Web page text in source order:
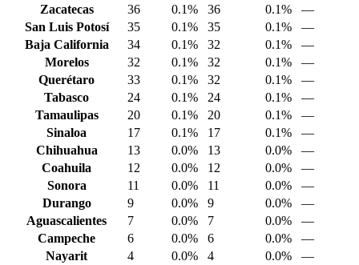
Zacatecas
36 0.1% 36 0.1%
—
San Luis Potosí
35 0.1% 35 0.1%
—
Baja California
34 0.1% 32 0.1%
—
Morelos
32 0.1% 32 0.1%
—
Querétaro
33 0.1% 32 0.1%
—
Tabasco
24 0.1% 24 0.1%
—
Tamaulipas
20 0.1% 20 0.1%
—
Sinaloa
17 0.1% 17 0.1%
—
Chihuahua
13 0.0% 13 0.0%
—
Coahuila
12 0.0% 12 0.0%
—
Sonora
11 0.0% 11 0.0%
—
Durango
9 0.0% 9 0.0%
—
Aguascalientes
7 0.0% 7 0.0%
—
Campeche
6 0.0% 6 0.0%
—
Nayarit
4 0.0% 4 0.0% —